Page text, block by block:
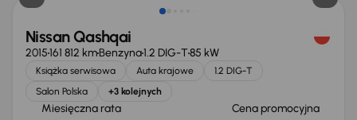
Nissan Qashqai
2015161 812 kmBenzyna1.2 DIG-T85 kW
Książka serwisowa Auta krajowe
1.2 DIG-T
Salon Polska
+3 kolejnych
Miesięczna rata Cena promocyjna